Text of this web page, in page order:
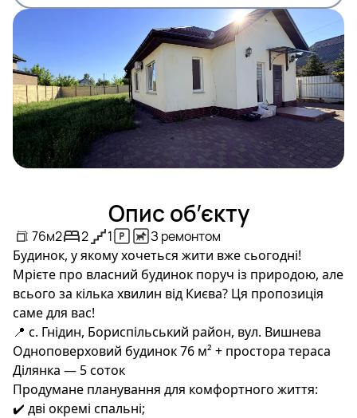
Опис об’єкту
76м2 2 1
З ремонтом
Будинок, у якому хочеться жити вже сьогодні!
Мрієте про власний будинок поруч із природою, але
всього за кілька хвилин від Києва? Ця пропозиція
саме для вас!
📍 с. Гнідин, Бориспільський район, вул. Вишнева
Одноповерховий будинок 76 м² + простора тераса
Ділянка — 5 соток
Продумане планування для комфортного життя:
✔️ дві окремі спальні;